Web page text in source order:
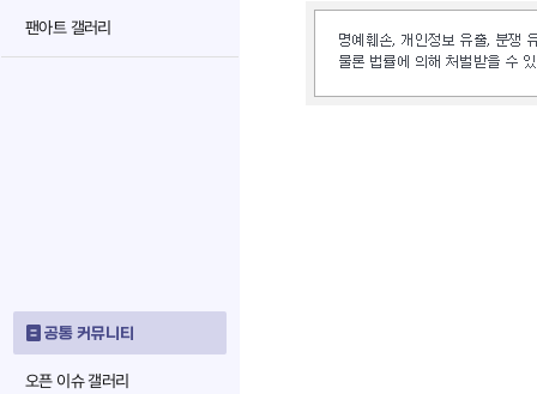
팬아트 갤러리
공통 커뮤니티
오픈 이슈 갤러리